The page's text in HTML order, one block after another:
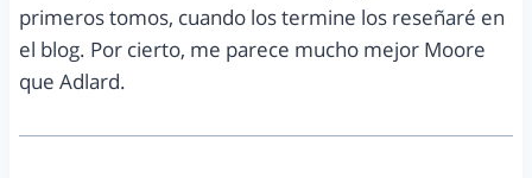
primeros tomos, cuando los termine los reseñaré en
el blog. Por cierto, me parece mucho mejor Moore
que Adlard.